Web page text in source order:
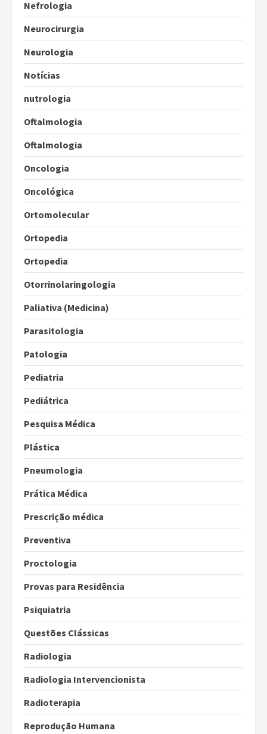
Nefrologia
Neurocirurgia
Neurologia
Notícias
nutrologia
Oftalmologia
Oftalmologia
Oncologia
Oncológica
Ortomolecular
Ortopedia
Ortopedia
Otorrinolaringologia
Paliativa (Medicina)
Parasitologia
Patologia
Pediatria
Pediátrica
Pesquisa Médica
Plástica
Pneumologia
Prática Médica
Prescrição médica
Preventiva
Proctologia
Provas para Residência
Psiquiatria
Questões Clássicas
Radiologia
Radiologia Intervencionista
Radioterapia
Reprodução Humana